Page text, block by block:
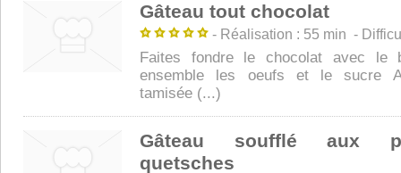
Gâteau tout chocolat
- Réalisation : 55 min -
Faites fondre le chocolat avec le
ensemble les oeufs et le sucre
tamisée (...)
Gâteau soufflé aux
quetsches